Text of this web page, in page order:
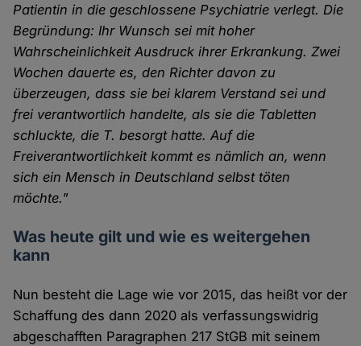
Patientin in die geschlossene Psychiatrie verlegt. Die
Begründung: Ihr Wunsch sei mit hoher
Wahrscheinlichkeit Ausdruck ihrer Erkrankung. Zwei
Wochen dauerte es, den Richter davon zu
überzeugen, dass sie bei klarem Verstand sei und
frei verantwortlich handelte, als sie die Tabletten
schluckte, die T. besorgt hatte. Auf die
Freiverantwortlichkeit kommt es nämlich an, wenn
sich ein Mensch in Deutschland selbst töten
möchte."
Was heute gilt und wie es weitergehen
kann
Nun besteht die Lage wie vor 2015, das heißt vor der
Schaffung des dann 2020 als verfassungswidrig
abgeschafften Paragraphen 217 StGB mit seinem